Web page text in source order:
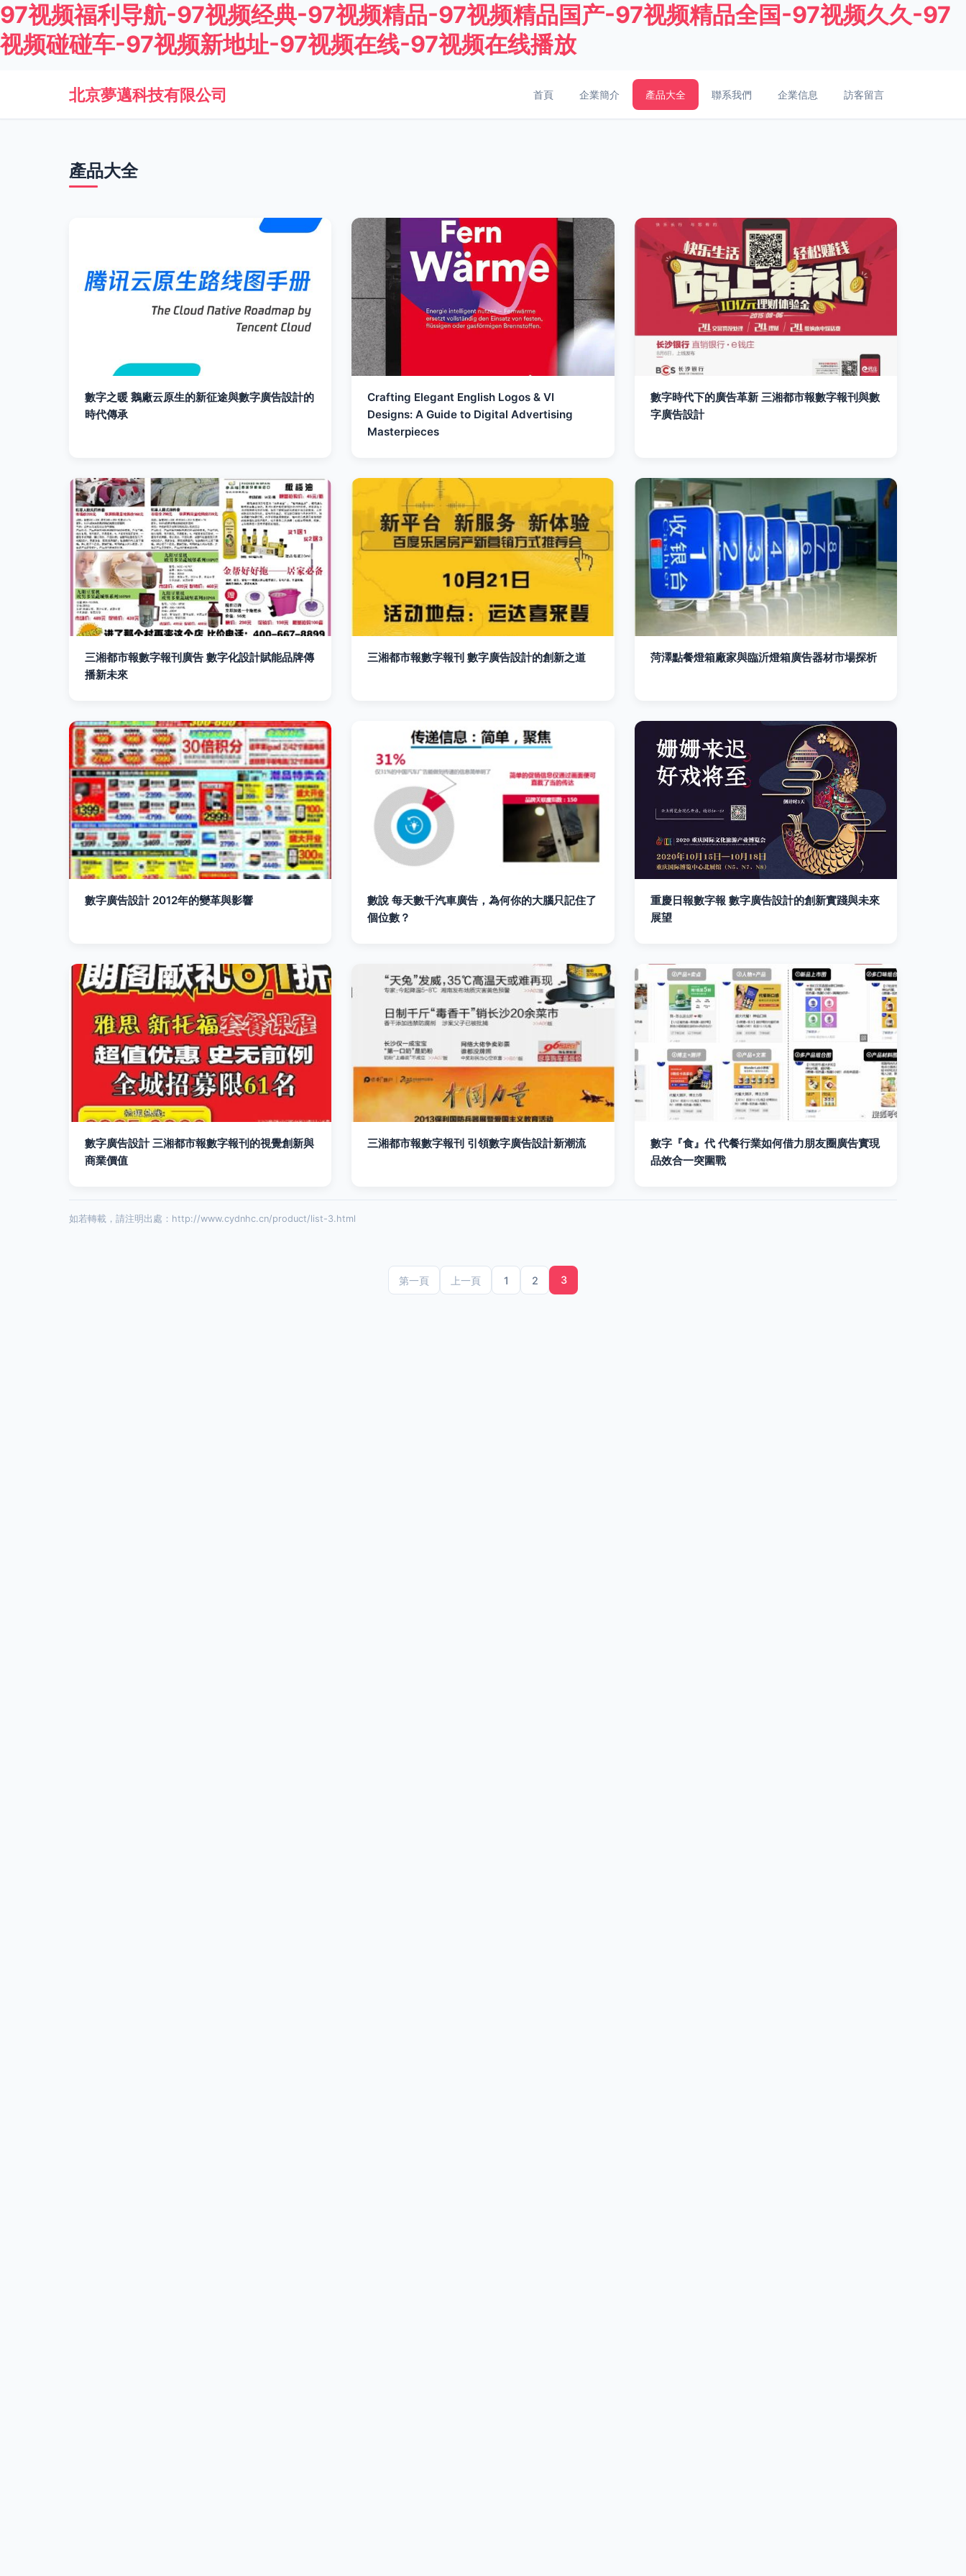
97视频福利导航-97视频经典-97视频精品-97视频精品国产-97视频精品全国-97视频久久-97
视频碰碰车-97视频新地址-97视频在线-97视频在线播放
北京夢邁科技有限公司 首頁 企業簡介 產品大全 聯系我們 企業信息 訪客留言
產品大全
數字之暖 鵝廠云原生的新征途與數字廣告設計的
時代傳承
Crafting Elegant English Logos & VI
Designs: A Guide to Digital Advertising
Masterpieces
數字時代下的廣告革新 三湘都市報數字報刊與數
字廣告設計
三湘都市報數字報刊廣告 數字化設計賦能品牌傳
播新未來
三湘都市報數字報刊 數字廣告設計的創新之道 菏澤點餐燈箱廠家與臨沂燈箱廣告器材市場探析
數字廣告設計 2012年的變革與影響
數說 每天數千汽車廣告，為何你的大腦只記住了
個位數？
重慶日報數字報 數字廣告設計的創新實踐與未來
展望
數字廣告設計 三湘都市報數字報刊的視覺創新與
商業價值
三湘都市報數字報刊 引領數字廣告設計新潮流
數字『食』代 代餐行業如何借力朋友圈廣告實現
品效合一突圍戰
如若轉載，請注明出處：http://www.cydnhc.cn/product/list-3.html
第一頁 上一頁 1 2 3